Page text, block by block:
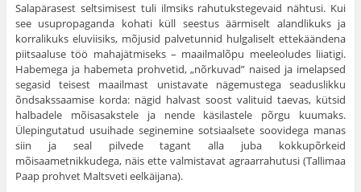
Salapärasest seltsimisest tuli ilmsiks rahutukstegevaid näh­tusi. Kui
see usupropaganda kohati küll seestus äärmiselt aland­likuks ja
korralikuks eluviisiks, mõjusid palvetunnid hulgaliselt ettekäändena
piitsaaluse töö mahajätmiseks – maailmalõpu mee­leoludes liiatigi.
Habemega ja habemeta prohvetid, „nõrkuvad” naised ja imelapsed
segasid teisest maailmast unistavate näge­mustega seaduslikku
õndsakssaamise korda: nägid halvast soost valituid taevas, kütsid
halbadele mõisasakstele ja nende käsilas­tele põrgu kuumaks.
Ülepingutatud usuihade seginemine sot­siaalsete soovidega manas
siin ja seal pilvede tagant alla juba kokkupõrkeid
mõisaametnikkudega, näis ette valmistavat agraarrahutusi (Tallimaa
Paap prohvet Maltsveti eelkäijana).